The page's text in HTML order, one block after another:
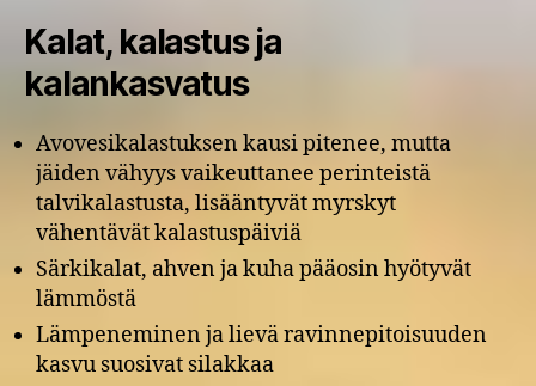
Kalat, kalastus ja
kalankasvatus
Avovesikalastuksen kausi pitenee, mutta
jäiden vähyys vaikeuttanee perinteistä
talvikalastusta, lisääntyvät myrskyt
vähentävät kalastuspäiviä
Särkikalat, ahven ja kuha pääosin hyötyvät
lämmöstä
Lämpeneminen ja lievä ravinnepitoisuuden
kasvu suosivat silakkaa